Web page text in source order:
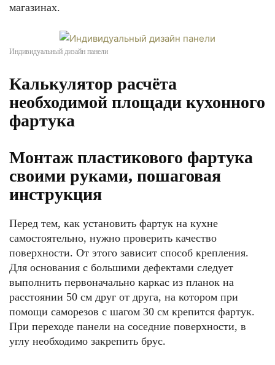
магазинах.
Индивидуальный дизайн панели
Калькулятор расчёта
необходимой площади кухонного
фартука
Монтаж пластикового фартука
своими руками, пошаговая
инструкция
Перед тем, как установить фартук на кухне
самостоятельно, нужно проверить качество
поверхности. От этого зависит способ крепления.
Для основания с большими дефектами следует
выполнить первоначально каркас из планок на
расстоянии 50 см друг от друга, на котором при
помощи саморезов с шагом 30 см крепится фартук.
При переходе панели на соседние поверхности, в
углу необходимо закрепить брус.